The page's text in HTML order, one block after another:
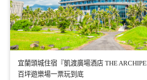
宜蘭頭城住宿『凱渡廣場酒店 THE
百坪遊樂場一票玩到底